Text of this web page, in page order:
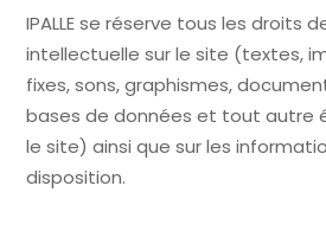
IPALLE se réserve tous les droits
intellectuelle sur le site (textes,
fixes, sons, graphismes,
bases de données et tout autre
le site) ainsi que sur les
disposition.